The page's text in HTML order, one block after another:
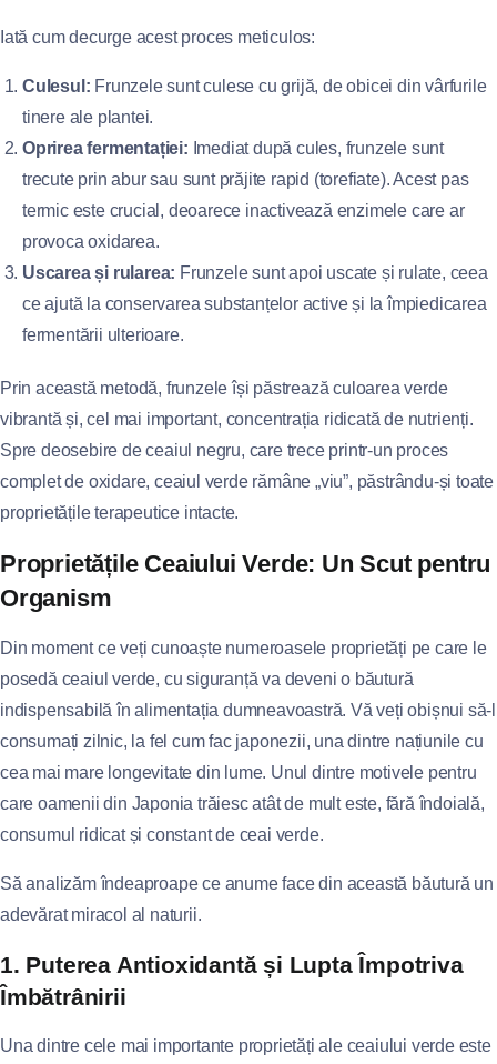
Iată cum decurge acest proces meticulos:
Culesul: Frunzele sunt culese cu grijă, de obicei din vârfurile
tinere ale plantei.
Oprirea fermentației: Imediat după cules, frunzele sunt
trecute prin abur sau sunt prăjite rapid (torefiate). Acest pas
termic este crucial, deoarece inactivează enzimele care ar
provoca oxidarea.
Uscarea și rularea: Frunzele sunt apoi uscate și rulate, ceea
ce ajută la conservarea substanțelor active și la împiedicarea
fermentării ulterioare.
Prin această metodă, frunzele își păstrează culoarea verde
vibrantă și, cel mai important, concentrația ridicată de nutrienți.
Spre deosebire de ceaiul negru, care trece printr-un proces
complet de oxidare, ceaiul verde rămâne „viu”, păstrându-și toate
proprietățile terapeutice intacte.
Proprietățile Ceaiului Verde: Un Scut pentru
Organism
Din moment ce veți cunoaște numeroasele proprietăți pe care le
posedă ceaiul verde, cu siguranță va deveni o băutură
indispensabilă în alimentația dumneavoastră. Vă veți obișnui să-l
consumați zilnic, la fel cum fac japonezii, una dintre națiunile cu
cea mai mare longevitate din lume. Unul dintre motivele pentru
care oamenii din Japonia trăiesc atât de mult este, fără îndoială,
consumul ridicat și constant de ceai verde.
Să analizăm îndeaproape ce anume face din această băutură un
adevărat miracol al naturii.
1. Puterea Antioxidantă și Lupta Împotriva
Îmbătrânirii
Una dintre cele mai importante proprietăți ale ceaiului verde este